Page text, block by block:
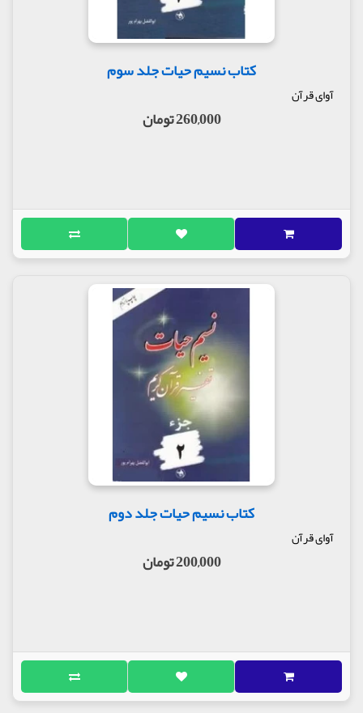
کتاب نسیم حیات جلد سوم
آوای قرآن
260,000 تومان
کتاب نسیم حیات جلد دوم
آوای قرآن
200,000 تومان